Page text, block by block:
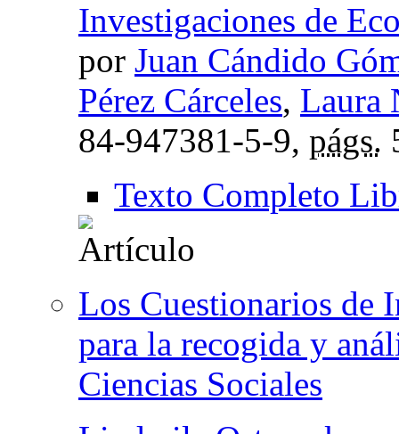
Investigaciones de
por Juan Cándido
Pérez Cárceles, Laura
84-947381-5-9, págs.
Texto Completo
Los Cuestionarios de
para la recogida y
Ciencias Sociales